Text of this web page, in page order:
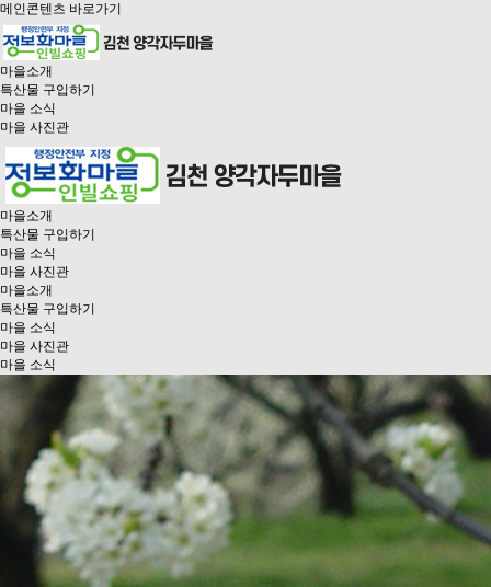
메인콘텐츠 바로가기
마을소개
특산물 구입하기
마을 소식
마을 사진관
마을소개
특산물 구입하기
마을 소식
마을 사진관
마을소개
특산물 구입하기
마을 소식
마을 사진관
마을 소식